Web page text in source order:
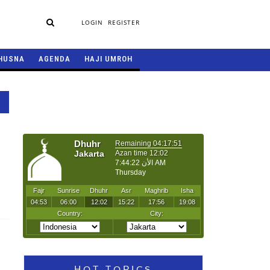
LOGIN REGISTER
AGENDA HAJI UMROH